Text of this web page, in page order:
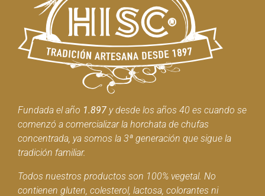
Fundada el año 1.897y desde los años 40 es cuando se
comenzó a comercializar la horchata de chufas
concentrada, ya somos la 3ª generación que sigue la
tradición familiar.
Todos nuestros productos son 100% vegetal. No
contienen gluten, colesterol, lactosa, colorantes ni